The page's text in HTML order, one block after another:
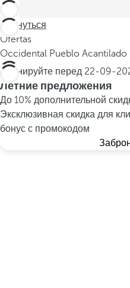
Вернуться
Ofertas
Occidental Pueblo Acantilado
Бронируйте перед 22-09-
Летние предложения
До 10% дополнительной
Эксклюзивная скидка для
бонус с промокодом